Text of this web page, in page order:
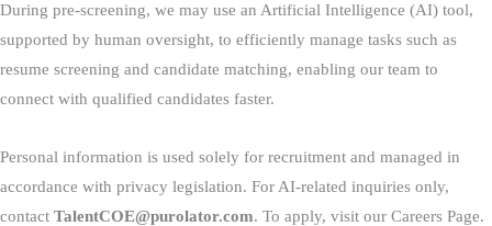
During pre-screening, we may use an Artificial Intelligence (AI) tool,
supported by human oversight, to efficiently manage tasks such as
resume screening and candidate matching, enabling our team to
connect with qualified candidates faster.
Personal information is used solely for recruitment and managed in
accordance with privacy legislation. For AI-related inquiries only,
contact TalentCOE@purolator.com. To apply, visit our Careers Page.